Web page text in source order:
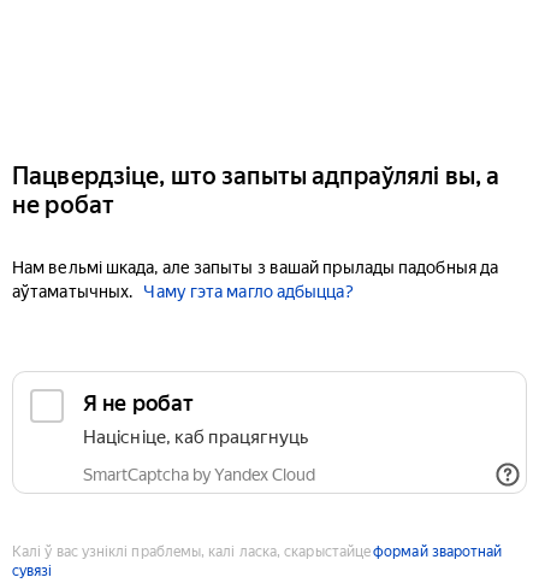
Пацвердзіце, што запыты адпраўлялі вы, а
не робат
Нам вельмі шкада, але запыты з вашай прылады падобныя да
аўтаматычных.
Чаму гэта магло адбыцца?
Я не робат
Націсніце, каб працягнуць
SmartCaptcha by Yandex Cloud
Калі ў вас узніклі праблемы, калі ласка, скарыстайцеформай зваротнай
сувязі